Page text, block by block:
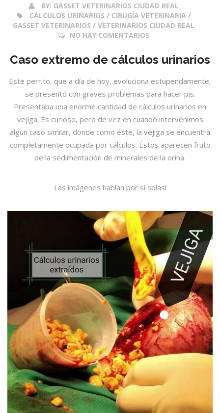
BY: GASSET VETERINARIOS CIUDAD REAL
CÁLCULOS URINARIOS / CIRUGÍA VETERINARIA /
GASSET VETERINARIOS / VETERINARIOS CIUDAD REAL
NO HAY COMENTARIOS
Caso extremo de cálculos urinarios
Este perrito, que a día de hoy, evoluciona estupendamente,
se presentó con graves problemas para hacer pis.
Presentaba una enorme cantidad de cálculos urinarios en
vejiga. Es curioso, pero de vez en cuando intervenimos
algún caso similar, donde como éste, la vejiga se encuentra
completamente ocupada por cálculos. Éstos aparecen fruto
de la sedimentación de minerales de la orina.
Las imágenes hablan por sí solas!